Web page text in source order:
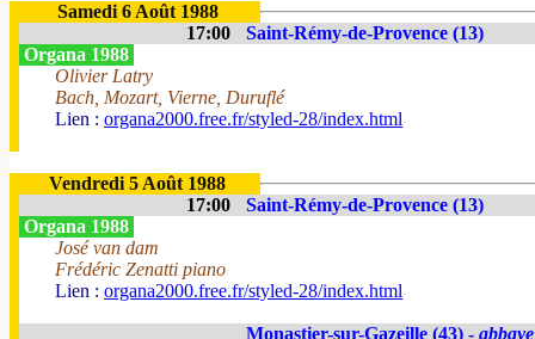
Samedi 6 Août 1988
17:00
Saint-Rémy-de-Provence (13)
Organa 1988
Olivier Latry
Bach, Mozart, Vierne, Duruflé
Lien : organa2000.free.fr/styled-28/index.html
Vendredi 5 Août 1988
17:00
Saint-Rémy-de-Provence (13)
Organa 1988
José van dam
Frédéric Zenatti piano
Lien : organa2000.free.fr/styled-28/index.html
Monastier-sur-Gazeille (43) - abbaye